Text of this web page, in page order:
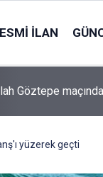
İLAN
servis
yüzerek geçti